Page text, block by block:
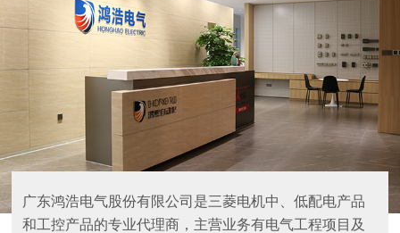
广东鸿浩电气股份有限公司是三菱电机中、低配电产品
和工控产品的专业代理商，主营业务有电气工程项目及